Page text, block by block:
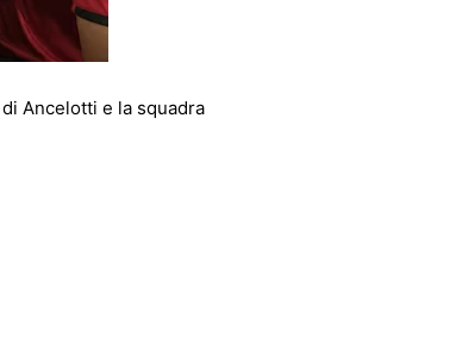
Ancelotti e la squadra